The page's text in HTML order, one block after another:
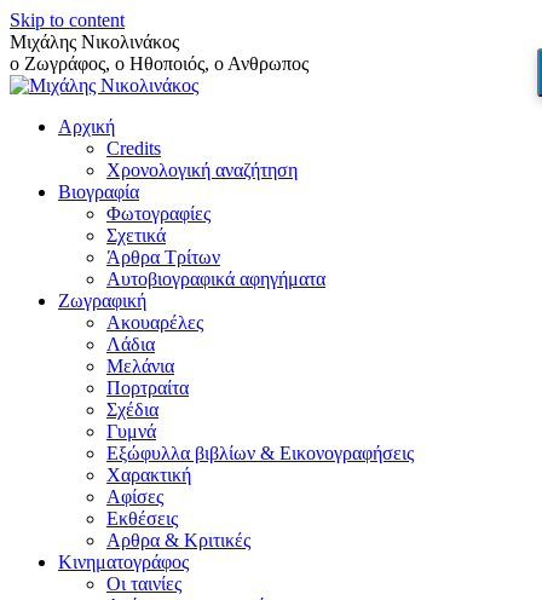
Skip to content
Μιχάλης Νικολινάκος
ο Ζωγράφος, ο Ηθοποιός, ο Ανθρωπος
Αρχική
Credits
Χρονολογική αναζήτηση
Βιογραφία
Φωτογραφίες
Σχετικά
Άρθρα Τρίτων
Αυτοβιογραφικά αφηγήματα
Ζωγραφική
Ακουαρέλες
Λάδια
Μελάνια
Πορτραίτα
Σχέδια
Γυμνά
Εξώφυλλα βιβλίων & Εικονογραφήσεις
Χαρακτική
Αφίσες
Εκθέσεις
Αρθρα & Κριτικές
Κινηματογράφος
Οι ταινίες